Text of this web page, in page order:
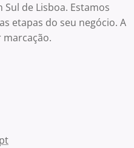
de Lisboa. Estamos
etapas do seu negócio. A